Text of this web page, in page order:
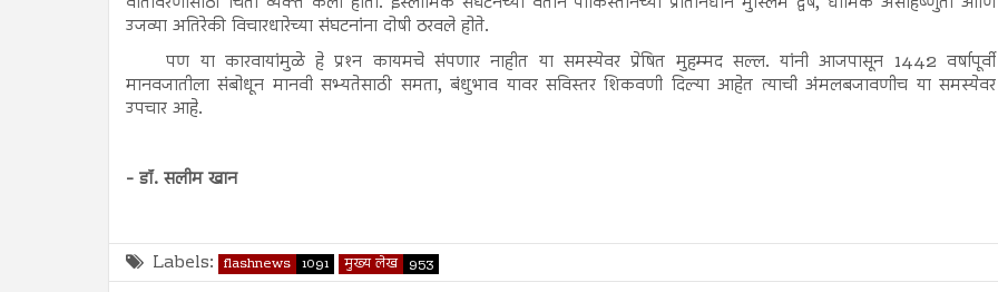
उजव्या अतिरेकी विचारधारेच्या संघटनांना दोषी ठरवले होते.
पण या कारवायांमुळे हे प्रश्‍न कायमचे संपणार नाहीत या समस्येवर प्रेषित मुहम्मद सल्ल. यांनी आजपासून 1442 वर्षापूर्वी
मानवजातीला संबोधून मानवी सभ्यतेसाठी समता, बंधुभाव यावर सविस्तर शिकवणी दिल्या आहेत त्याची अंमलबजावणीच या समस्येवर
उपचार आहे.
- डॉ. सलीम खान
Labels: flashnews 1091 मुख्य लेख 953